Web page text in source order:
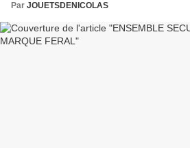
Par JOUETSDENICOLAS